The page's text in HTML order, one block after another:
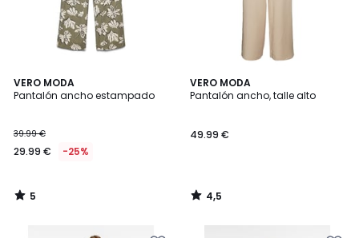
VERO MODA
Pantalón ancho estampado
39.99 €
29.99 € -25%
5
/
5
/
VERO MODA
Pantalón ancho, talle alto
49.99 €
4,5
/ 5
4,5
/